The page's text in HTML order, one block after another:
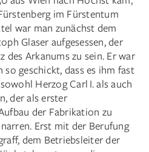
im Fürstentum
war man zunächst dem
Glaser aufgesessen, der
des Arkanums zu sein. Er war
geschickt, dass es ihm fast
Herzog Carl I. als auch
der als erster
der Fabrikation zu
Erst mit der Berufung
dem Betriebsleiter der